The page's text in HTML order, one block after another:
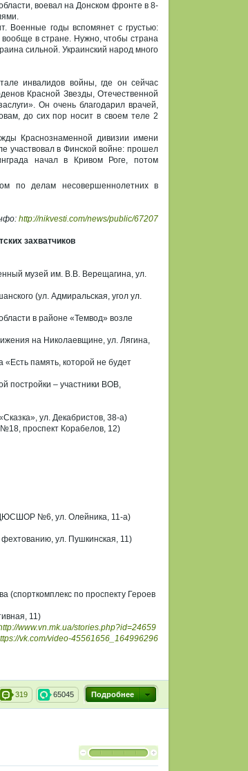
воевал на Донском фронте в 8-
Военные годы вспомянет с грустью:
в стране. Нужно, чтобы страна
сильной. Украинский народ много
инвалидов войны, где он сейчас
Красной Звезды, Отечественной
Он очень благодарил врачей,
до сих пор носит в своем теле 2
Краснознаменной дивизии имени
участвовал в Финской войне: прошел
начал в Кривом Роге, потом
по делам несовершеннолетних в
http://nikvesti.com/news/public/67207
захватчиков
музей им. В.В. Верещагина, ул.
(ул. Адмиральская, угол ул.
в районе «Темвод» возле
на Николаевщине, ул. Лягина,
память, которой не будет
постройки – участники ВОВ,
ул. Декабристов, 38-а)
проспект Корабелов, 12)
№6, ул. Олейника, 11-а)
ул. Пушкинская, 11)
(спорткомплекс по проспекту Героев
11)
www.vn.mk.ua/stories.php?id=24659
vk.com/video-45561656_164996296
Подробнее
65045
319